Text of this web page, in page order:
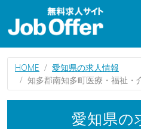
HOME
愛知県の求人情報
知多郡南知多町医療・福祉・
愛知県の